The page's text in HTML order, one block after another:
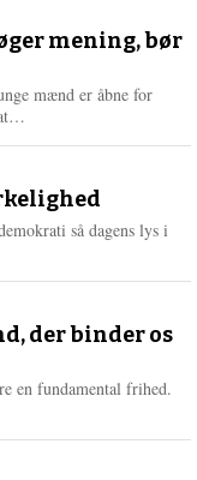
e mening, bør
mænd er åbne for
e
e
så dagens lys i
der binder os
en fundamental frihed.